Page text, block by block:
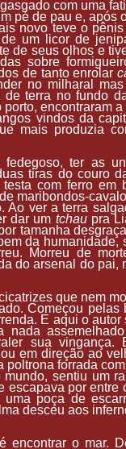
com uma
pé de pau e, após
novo teve o
um licor de
de seus olhos e
sobre
de tanto enrolar
no milharal
de terra no fundo
encontraram
vindos da
mais produzia
ter as
tiras do couro
com ferro em
maribondos-
Ao ver a terra
dar um tchaupra
tamanha
da humanidade,
Morreu de
do arsenal do pai,
que nem
Começou pelas
E aqui o
nada
sua vingança.
em direção ao
poltrona forrada
sentiu um
escapava por entre
poça de
desceu aos
encontrar o mar.